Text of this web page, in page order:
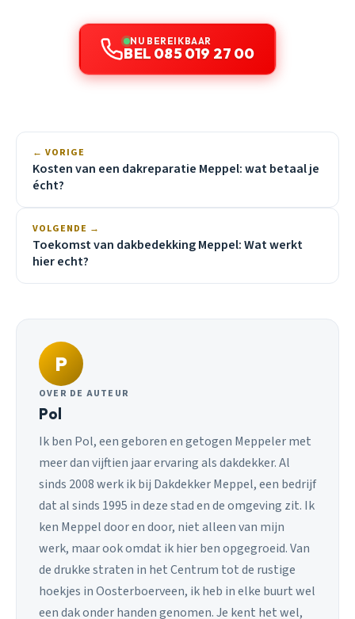
NU BEREIKBAAR
BEL 085 019 27 00
← VORIGE
Kosten van een dakreparatie Meppel: wat betaal je
écht?
VOLGENDE →
Toekomst van dakbedekking Meppel: Wat werkt
hier echt?
P
OVER DE AUTEUR
Pol
Ik ben Pol, een geboren en getogen Meppeler met
meer dan vijftien jaar ervaring als dakdekker. Al
sinds 2008 werk ik bij Dakdekker Meppel, een bedrijf
dat al sinds 1995 in deze stad en de omgeving zit. Ik
ken Meppel door en door, niet alleen van mijn
werk, maar ook omdat ik hier ben opgegroeid. Van
de drukke straten in het Centrum tot de rustige
hoekjes in Oosterboerveen, ik heb in elke buurt wel
een dak onder handen genomen. Je kent het wel,